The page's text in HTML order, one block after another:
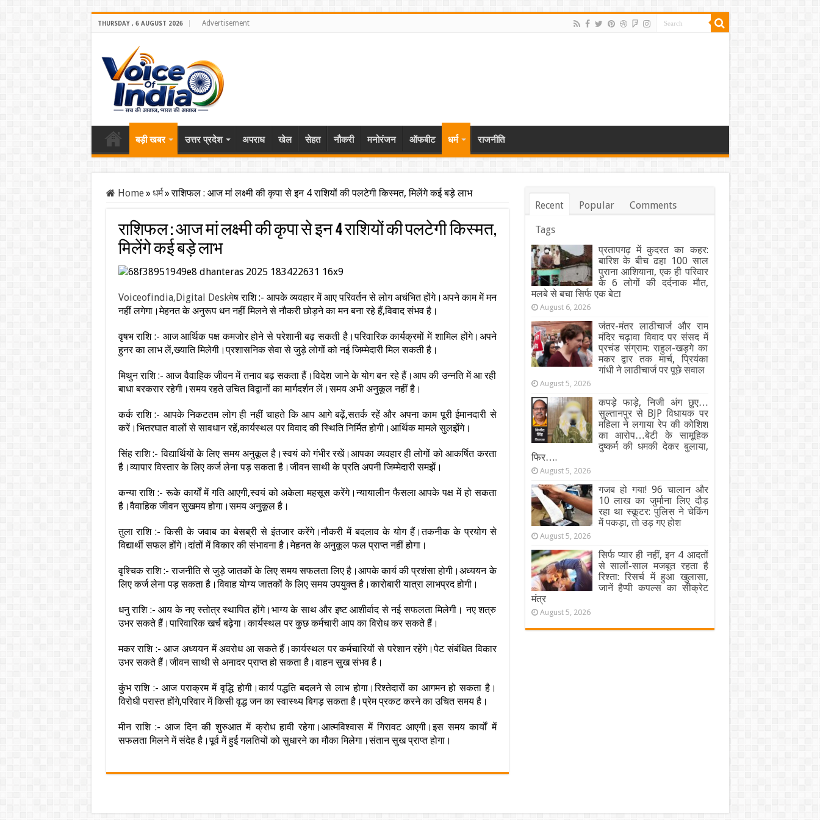
THURSDAY , 6 AUGUST 2026 Advertisement
बड़ी खबर उत्तर प्रदेश अपराध खेल सेहत नौकरी मनोरंजन ऑफबीट धर्म राजनीति
Home» धर्म»राशिफल : आज मां लक्ष्मी की कृपा से इन 4 राशियों की पलटेगी किस्मत, मिलेंगे कई बड़े लाभ
राशिफल : आज मां लक्ष्मी की कृपा से इन 4 राशियों की पलटेगी किस्मत,
मिलेंगे कई बड़े लाभ
Voiceofindia,Digital Deskमेष राशि :- आपके व्यवहार में आए परिवर्तन से लोग अचंभित होंगे।अपने काम में मन
नहीं लगेगा।मेहनत के अनुरूप धन नहीं मिलने से नौकरी छोड़ने का मन बना रहे हैं,विवाद संभव है।
वृषभ राशि :- आज आर्थिक पक्ष कमजोर होने से परेशानी बढ़ सकती है।परिवारिक कार्यक्रमों में शामिल होंगे।अपने
हुनर का लाभ लें,ख्याति मिलेगी।प्रशासनिक सेवा से जुड़े लोगों को नई जिम्मेदारी मिल सकती है।
मिथुन राशि :- आज वैवाहिक जीवन में तनाव बढ़ सकता हैं।विदेश जाने के योग बन रहे हैं।आप की उन्नति में आ रही
बाधा बरकरार रहेगी।समय रहते उचित विद्वानों का मार्गदर्शन लें।समय अभी अनुकूल नहीं है।
कर्क राशि :- आपके निकटतम लोग ही नहीं चाहते कि आप आगे बढ़ें,सतर्क रहें और अपना काम पूरी ईमानदारी से
करें।भितरघात वालों से सावधान रहें,कार्यस्थल पर विवाद की स्थिति निर्मित होगी।आर्थिक मामले सुलझेंगे।
सिंह राशि :- विद्यार्थियों के लिए समय अनुकूल है।स्वयं को गंभीर रखें।आपका व्यवहार ही लोगों को आकर्षित करता
है।व्यापार विस्तार के लिए कर्ज लेना पड़ सकता है।जीवन साथी के प्रति अपनी जिम्मेदारी समझें।
कन्या राशि :- रूके कार्यों में गति आएगी,स्वयं को अकेला महसूस करेंगे।न्यायालीन फैसला आपके पक्ष में हो सकता
है।वैवाहिक जीवन सुखमय होगा।समय अनुकूल है।
तुला राशि :- किसी के जवाब का बेसब्री से इंतजार करेंगे।नौकरी में बदलाव के योग हैं।तकनीक के प्रयोग से
विद्यार्थी सफल होंगे।दांतों में विकार की संभावना है।मेहनत के अनुकूल फल प्राप्त नहीं होगा।
वृश्चिक राशि :- राजनीति से जुड़े जातकों के लिए समय सफलता लिए है।आपके कार्य की प्रशंसा होगी।अध्ययन के
लिए कर्ज लेना पड़ सकता है।विवाह योग्य जातकों के लिए समय उपयुक्त है।कारोबारी यात्रा लाभप्रद होगी।
धनु राशि :- आय के नए स्तोत्र स्थापित होंगे।भाग्य के साथ और इष्ट आशीर्वाद से नई सफलता मिलेगी। नए शत्रु
उभर सकते हैं।पारिवारिक खर्च बढ़ेगा।कार्यस्थल पर कुछ कर्मचारी आप का विरोध कर सकते हैं।
मकर राशि :- आज अध्ययन में अवरोध आ सकते हैं।कार्यस्थल पर कर्मचारियों से परेशान रहेंगे।पेट संबंधित विकार
उभर सकते हैं।जीवन साथी से अनादर प्राप्त हो सकता है।वाहन सुख संभव है।
कुंभ राशि :- आज पराक्रम में वृद्धि होगी।कार्य पद्धति बदलने से लाभ होगा।रिश्तेदारों का आगमन हो सकता है।
विरोधी परास्त होंगे,परिवार में किसी वृद्ध जन का स्वास्थ्य बिगड़ सकता है।प्रेम प्रकट करने का उचित समय है।
मीन राशि :- आज दिन की शुरुआत में क्रोध हावी रहेगा।आत्मविश्वास में गिरावट आएगी।इस समय कार्यों में
सफलता मिलने में संदेह है।पूर्व में हुई गलतियों को सुधारने का मौका मिलेगा।संतान सुख प्राप्त होगा।
Recent Popular Comments
Tags
प्रतापगढ़ में कुदरत का कहर:
बारिश के बीच ढहा 100 साल
पुराना आशियाना, एक ही परिवार
के 6 लोगों की दर्दनाक मौत,
मलबे से बचा सिर्फ एक बेटा
August 6, 2026
जंतर-मंतर लाठीचार्ज और राम
मंदिर चढ़ावा विवाद पर संसद में
प्रचंड संग्राम: राहुल-खड़गे का
मकर द्वार तक मार्च, प्रियंका
गांधी ने लाठीचार्ज पर पूछे सवाल
August 5, 2026
कपड़े फाड़े, निजी अंग छुए…
सुल्तानपुर से BJP विधायक पर
महिला ने लगाया रेप की कोशिश
का आरोप…बेटी के सामूहिक
दुष्कर्म की धमकी देकर बुलाया,
फिर….
August 5, 2026
गजब हो गया! 96 चालान और
10 लाख का जुर्माना लिए दौड़
रहा था स्कूटर: पुलिस ने चेकिंग
में पकड़ा, तो उड़ गए होश
August 5, 2026
सिर्फ प्यार ही नहीं, इन 4 आदतों
से सालों-साल मजबूत रहता है
रिश्ता: रिसर्च में हुआ खुलासा,
जानें हैप्पी कपल्स का सीक्रेट
मंत्र
August 5, 2026